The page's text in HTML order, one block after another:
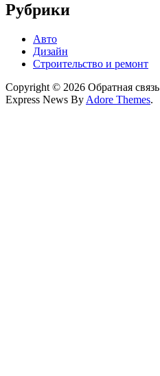
Рубрики
Авто
Дизайн
Строительство и ремонт
Copyright © 2026 Обратная
Express News By Adore Themes.